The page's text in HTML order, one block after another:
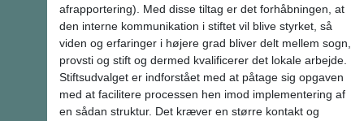
afrapportering). Med disse tiltag er det forhåbningen, at
den interne kommunikation i stiftet vil blive styrket, så
viden og erfaringer i højere grad bliver delt mellem sogn,
provsti og stift og dermed kvalificerer det lokale arbejde.
Stiftsudvalget er indforstået med at påtage sig opgaven
med at facilitere processen hen imod implementering af
en sådan struktur. Det kræver en større kontakt og